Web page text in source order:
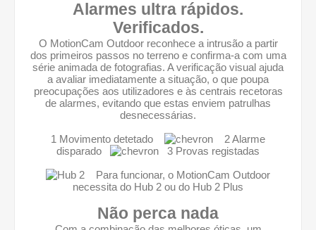
Alarmes ultra rápidos.
Verificados.
O MotionCam Outdoor reconhece a intrusão a partir
dos primeiros passos no terreno e confirma-a com uma
série animada de fotografias. A verificação visual ajuda
a avaliar imediatamente a situação, o que poupa
preocupações aos utilizadores e às centrais recetoras
de alarmes, evitando que estas enviem patrulhas
desnecessárias.
1 Movimento detetado
2 Alarme
disparado
3 Provas registadas
Para funcionar, o MotionCam Outdoor
necessita do Hub 2 ou do Hub 2 Plus
Não perca nada